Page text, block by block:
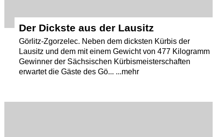
Der Dickste aus der Lausitz
Görlitz-Zgorzelec. Neben dem dicksten Kürbis der
Lausitz und dem mit einem Gewicht von 477 Kilogramm
Gewinner der Sächsischen Kürbismeisterschaften
erwartet die Gäste des Gö... ...mehr